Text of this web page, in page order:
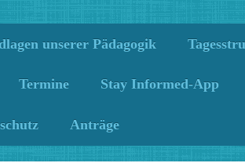
unserer Pädagogik
Termine Stay Informed-App
Anträge